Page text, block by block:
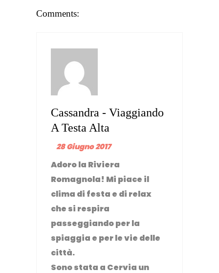
Comments:
Cassandra - Viaggiando
A Testa Alta
28 Giugno 2017
Adoro la Riviera
Romagnola! Mi piace il
clima di festa e di relax
che si respira
passeggiando per la
spiaggia e per le vie delle
città.
Sono stata a Cervia un